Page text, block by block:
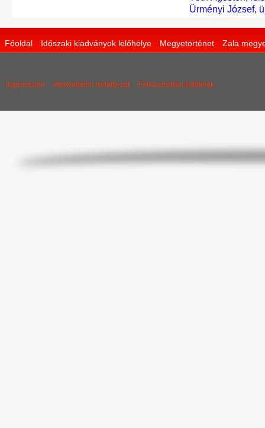
Ürményi József,
Főoldal Időszaki kiadványok lelőhelye Megyetörténet Zala
Impresszum Adatvédelmi nyilatkozat Felhasználási feltételek